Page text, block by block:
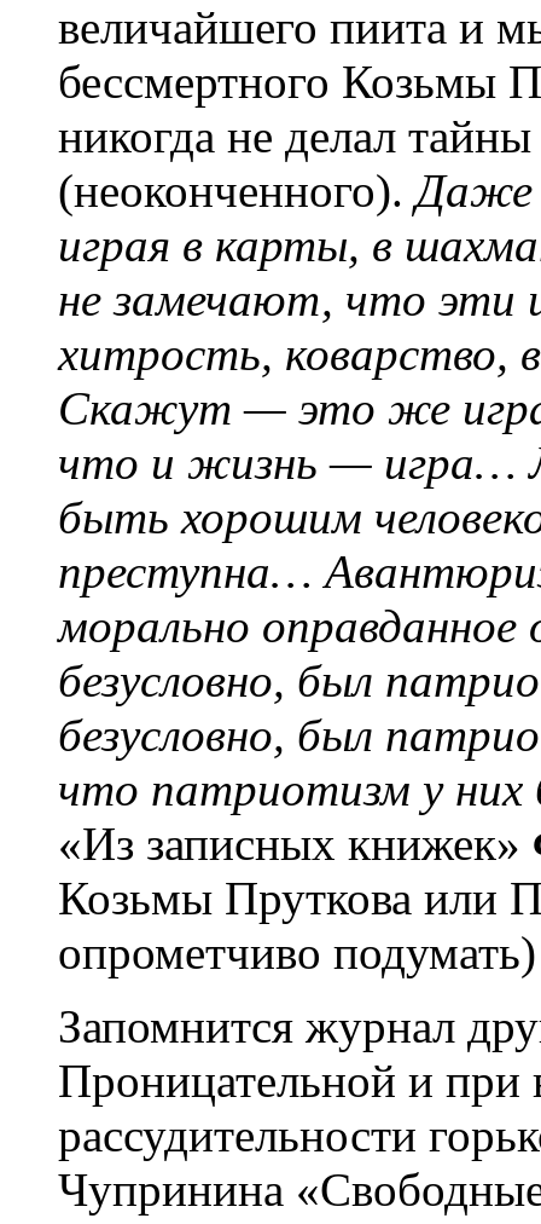
величайшего пиита и
бессмертного Козьмы
никогда не делал
(неоконченного).Даже
играя в карты, в
не замечают, что эти
хитрость, коварство,
Скажут — это же
что и жизнь — игра…
быть хорошим
преступна…
морально
безусловно, был
безусловно, был
что патриотизм у
«Из записных книжек»
Козьмы Пруткова или
опрометчиво
Запомнится журнал
Проницательной и при
рассудительности
Чупринина